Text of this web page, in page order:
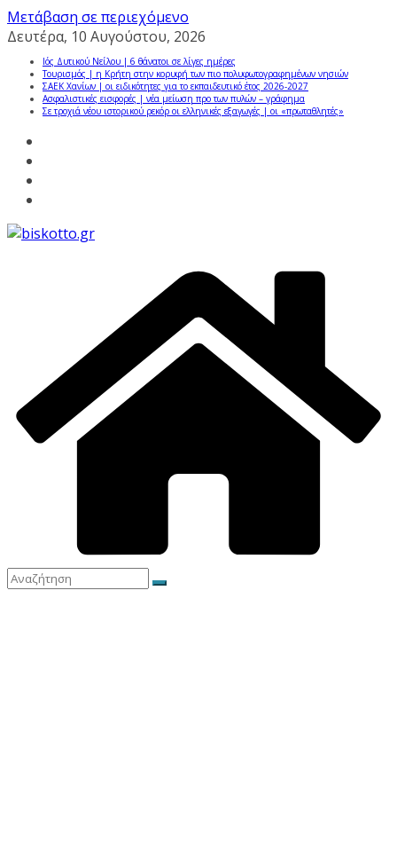
Μετάβαση σε περιεχόμενο
Δευτέρα, 10 Αυγούστου, 2026
Ιός Δυτικού Νείλου | 6 θάνατοι σε λίγες ημέρες
Τουρισμός | η Κρήτη στην κορυφή των πιο πολυφωτογραφημένων νησιών
ΣΑΕΚ Χανίων | οι ειδικότητες για το εκπαιδευτικό έτος 2026-2027
Ασφαλιστικές εισφορές | νέα μείωση προ των πυλών – γράφημα
Σε τροχιά νέου ιστορικού ρεκόρ οι ελληνικές εξαγωγές | οι «πρωταθλητές»